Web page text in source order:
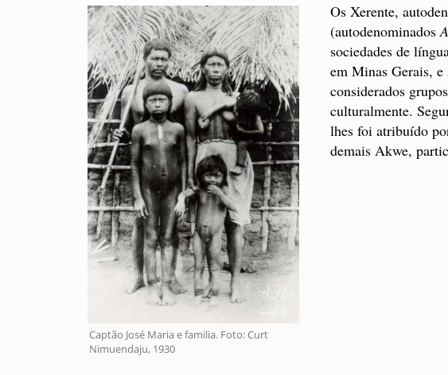
Captão José Maria e familia. Foto: Curt
Nimuendaju, 1930
Os Xerente,
(autodenominados
sociedades de
em Minas Gerais,
considerados
culturalmente.
lhes foi atribuído
demais Akwe,